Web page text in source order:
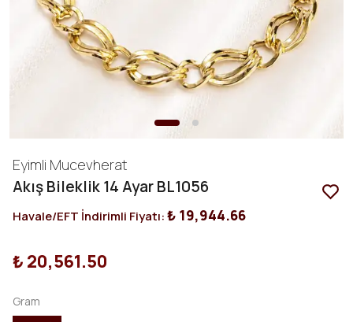
Eyimli Mucevherat
Akış Bileklik 14 Ayar BL1056
Havale/EFT İndirimli Fiyatı:₺ 19,944.66
₺ 20,561.50
Gram